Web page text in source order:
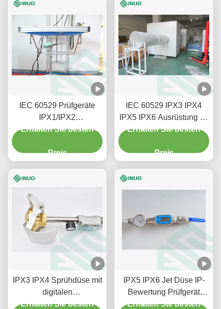
IEC 60529 Prüfgeräte
IPX1/IPX2
Wassertropfen-Prüflösung
Erhalten Sie besten
Preis
IEC 60529 IPX3 IPX4
IPX5 IPX6 Ausrüstung für
die Prüfung von
Schwingröhren
Erhalten Sie besten
Preis
IPX3 IPX4 Sprühdüse mit
digitalen
Durchflussmessern für
Erhalten Sie besten
IPX5 IPX6 Jet Düse IP-
Bewertung Prüfgerät
Düse IEC 60529
Erhalten Sie besten